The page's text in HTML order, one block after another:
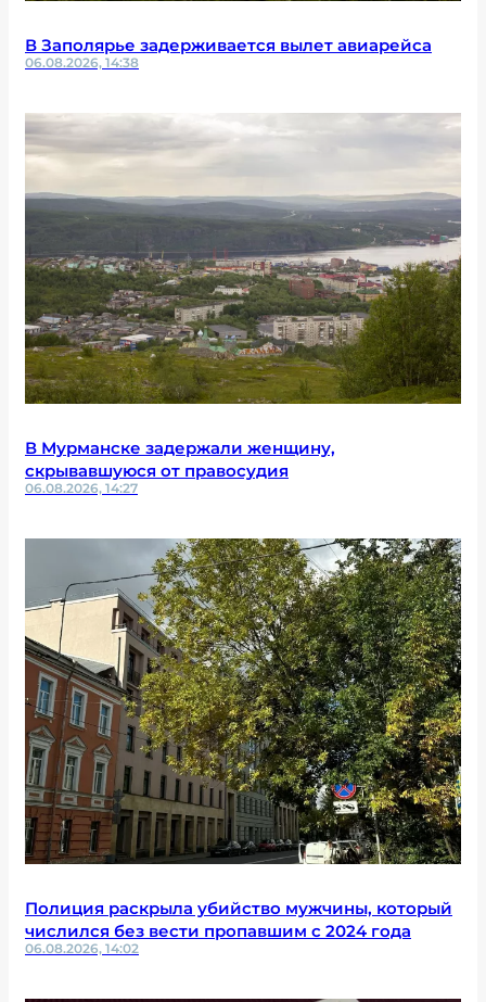
В Заполярье задерживается вылет авиарейса
06.08.2026, 14:38
В Мурманске задержали женщину,
скрывавшуюся от правосудия
06.08.2026, 14:27
Полиция раскрыла убийство мужчины, который
числился без вести пропавшим с 2024 года
06.08.2026, 14:02